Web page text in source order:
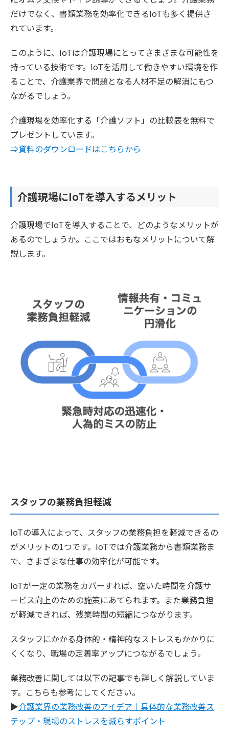
だけでなく、書類業務を効率化できるIoTも多く提供さ
れています。
このように、IoTは介護現場にとってさまざまな可能性を
持っている技術です。IoTを活用して働きやすい環境を作
ることで、介護業界で問題となる人材不足の解消にもつ
ながるでしょう。
介護現場を効率化する「介護ソフト」の比較表を無料で
プレゼントしています。
⇒資料のダウンロードはこちらから
介護現場にIoTを導入するメリット
介護現場でIoTを導入することで、どのようなメリットが
あるのでしょうか。ここではおもなメリットについて解
説します。
スタッフの業務負担軽減
IoTの導入によって、スタッフの業務負担を軽減できるの
がメリットの1つです。IoTでは介護業務から書類業務ま
で、さまざまな仕事の効率化が可能です。
IoTが一定の業務をカバーすれば、空いた時間を介護サ
ービス向上のための施策にあてられます。また業務負担
が軽減できれば、残業時間の短縮につながります。
スタッフにかかる身体的・精神的なストレスもかかりに
くくなり、職場の定着率アップにつながるでしょう。
業務改善に関しては以下の記事でも詳しく解説していま
す。こちらも参考にしてください。
▶介護業界の業務改善のアイデア｜具体的な業務改善ス
テップ・現場のストレスを減らすポイント